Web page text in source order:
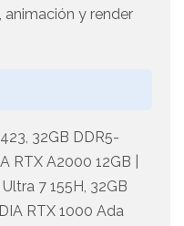
animación y render
32GB DDR5-
RTX A2000 12GB |
7 155H, 32GB
RTX 1000 Ada